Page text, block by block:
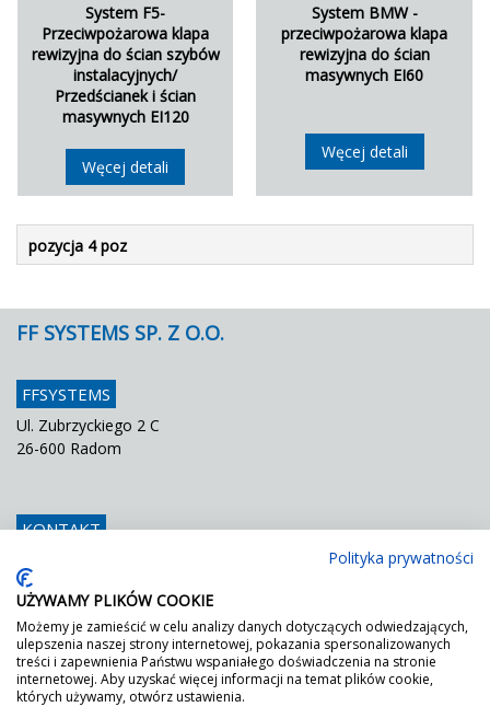
System F5-
Przeciwpożarowa klapa
rewizyjna do ścian szybów
instalacyjnych/
Przedścianek i ścian
masywnych EI120
Węcej detali
System BMW -
przeciwpożarowa klapa
rewizyjna do ścian
masywnych EI60
Węcej detali
pozycja 4 poz
FF SYSTEMS SP. Z O.O.
FFSYSTEMS
Ul. Zubrzyckiego 2 C
26-600 Radom
KONTAKT
Fax
E mail
info@ffsystems.pl
FF JEST ZIELONY!
Polityka prywatności
UŻYWAMY PLIKÓW COOKIE
Możemy je zamieścić w celu analizy danych dotyczących odwiedzających,
ulepszenia naszej strony internetowej, pokazania spersonalizowanych
treści i zapewnienia Państwu wspaniałego doświadczenia na stronie
internetowej. Aby uzyskać więcej informacji na temat plików cookie,
których używamy, otwórz ustawienia.